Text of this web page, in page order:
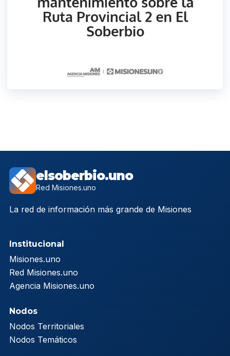
elsoberbio.uno
Red Misiones.uno
La red de información más grande de Misiones
Institucional
Misiones.uno
Red Misiones.uno
Agencia Misiones.uno
Nodos
Nodos Territoriales
Nodos Temáticos